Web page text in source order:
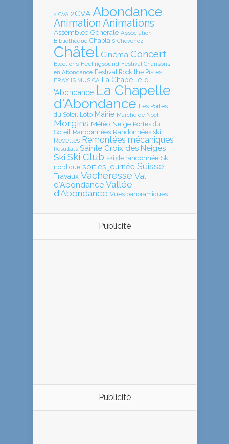
2 CVA 2CVA Abondance
Animation Animations
Assemblée Générale Association
Bibliothèque Chablais Chevenoz
Châtel Cinéma Concert
Elections Feelingsound Festival Chansons
en Abondance Festival Rock the Pistes
FRAXIIS MUSICA
La Chapelle d
'Abondance La Chapelle
d'Abondance Les Portes
du Soleil Loto Mairie Marché de Noël
Morgins Météo Neige Portes du
Soleil Randonnées Randonnées ski
Recettes Remontées mécaniques
Résultats Sainte Croix des Neiges
Ski Ski Club ski de randonnée Ski
nordique sorties journée Suisse
Travaux Vacheresse Val
d'Abondance Vallée
d'Abondance Vues panoramiques
Publicité
Publicité